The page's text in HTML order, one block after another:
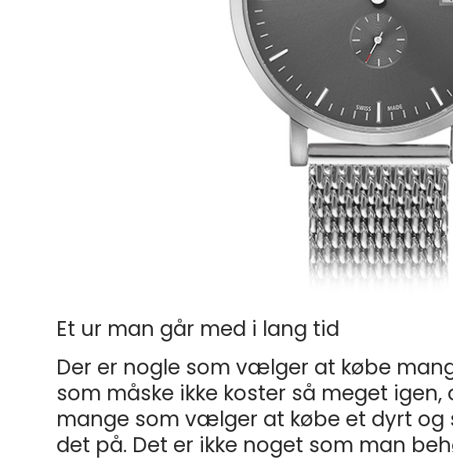
Et ur man går med i lang tid
Der er nogle som vælger at købe
som måske ikke koster så meget igen,
mange som vælger at købe et dyrt og
det på. Det er ikke noget som man